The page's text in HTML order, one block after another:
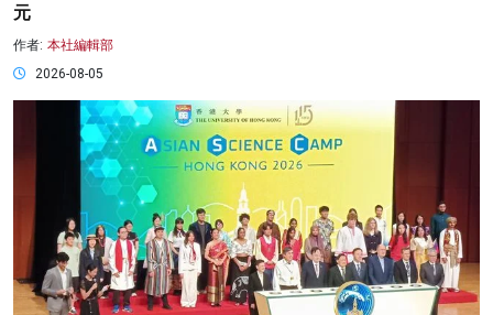
元
作者: 本社編輯部
2026-08-05